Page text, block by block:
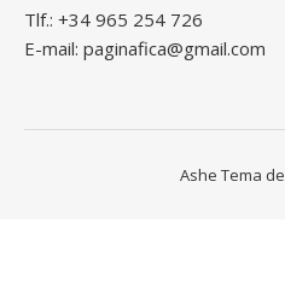
Tlf.: +34 965 254 726
E-mail: paginafica@gmail.com
Ashe Tema de